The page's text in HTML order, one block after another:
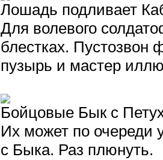
Лошадь подливает
Для волевого
блестках. Пустозвон
пузырь и мастер
Бойцовые Бык с
Их может по очереди
с Быка. Раз плюнуть.